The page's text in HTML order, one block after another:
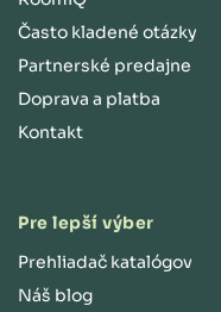
Často kladené otázky
Partnerské predajne
Doprava a platba
Kontakt
Pre lepší výber
Prehliadač katalógov
Náš blog